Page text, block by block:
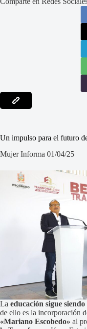
Un impulso para el futuro
Mujer Informa 01/04/25
La educación sigue
de ello es la incorporación
«Mariano Escobedo» al